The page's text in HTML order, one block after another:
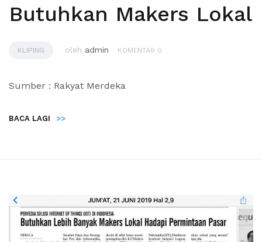
Butuhkan Makers Lokal
KLIPING oleh admin KOMENTAR 0
Sumber : Rakyat Merdeka
BACA LAGI >>